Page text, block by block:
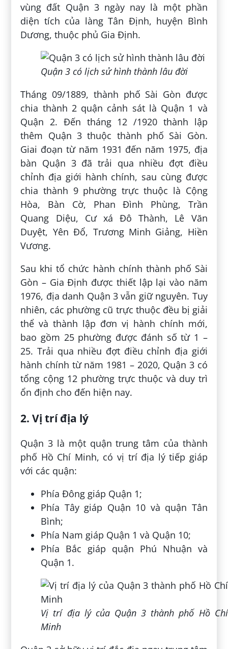
vùng đất Quận 3 ngày nay là một phần
diện tích của làng Tân Định, huyện Bình
Dương, thuộc phủ Gia Định.
Quận 3 có lịch sử hình thành lâu đời
Tháng 09/1889, thành phố Sài Gòn được
chia thành 2 quận cảnh sát là Quận 1 và
Quận 2. Đến tháng 12 /1920 thành lập
thêm Quận 3 thuộc thành phố Sài Gòn.
Giai đoạn từ năm 1931 đến năm 1975, địa
bàn Quận 3 đã trải qua nhiều đợt điều
chỉnh địa giới hành chính, sau cùng được
chia thành 9 phường trực thuộc là Cộng
Hòa, Bàn Cờ, Phan Đình Phùng, Trần
Quang Diệu, Cư xá Đô Thành, Lê Văn
Duyệt, Yên Đổ, Trương Minh Giảng, Hiền
Vương.
Sau khi tổ chức hành chính thành phố Sài
Gòn – Gia Định được thiết lập lại vào năm
1976, địa danh Quận 3 vẫn giữ nguyên. Tuy
nhiên, các phường cũ trực thuộc đều bị giải
thể và thành lập đơn vị hành chính mới,
bao gồm 25 phường được đánh số từ 1 –
25. Trải qua nhiều đợt điều chỉnh địa giới
hành chính từ năm 1981 – 2020, Quận 3 có
tổng cộng 12 phường trực thuộc và duy trì
ổn định cho đến hiện nay.
2. Vị trí địa lý
Quận 3 là một quận trung tâm của thành
phố Hồ Chí Minh, có vị trí địa lý tiếp giáp
với các quận:
Phía Đông giáp Quận 1;
Phía Tây giáp Quận 10 và quận Tân
Bình;
Phía Nam giáp Quận 1 và Quận 10;
Phía Bắc giáp quận Phú Nhuận và
Quận 1.
Vị trí địa lý của Quận 3 thành phố Hồ Chí
Minh